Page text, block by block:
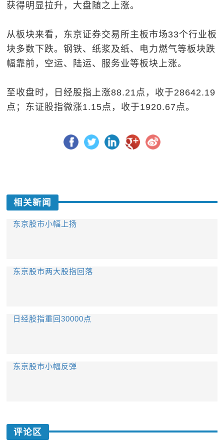
获得明显拉升，大盘随之上涨。
从板块来看，东京证券交易所主板市场33个行业板
块多数下跌。钢铁、纸浆及纸、电力燃气等板块跌
幅靠前，空运、陆运、服务业等板块上涨。
至收盘时，日经股指上涨88.21点，收于28642.19
点；东证股指微涨1.15点，收于1920.67点。
相关新闻
东京股市小幅上扬
东京股市两大股指回落
日经股指重回30000点
东京股市小幅反弹
评论区